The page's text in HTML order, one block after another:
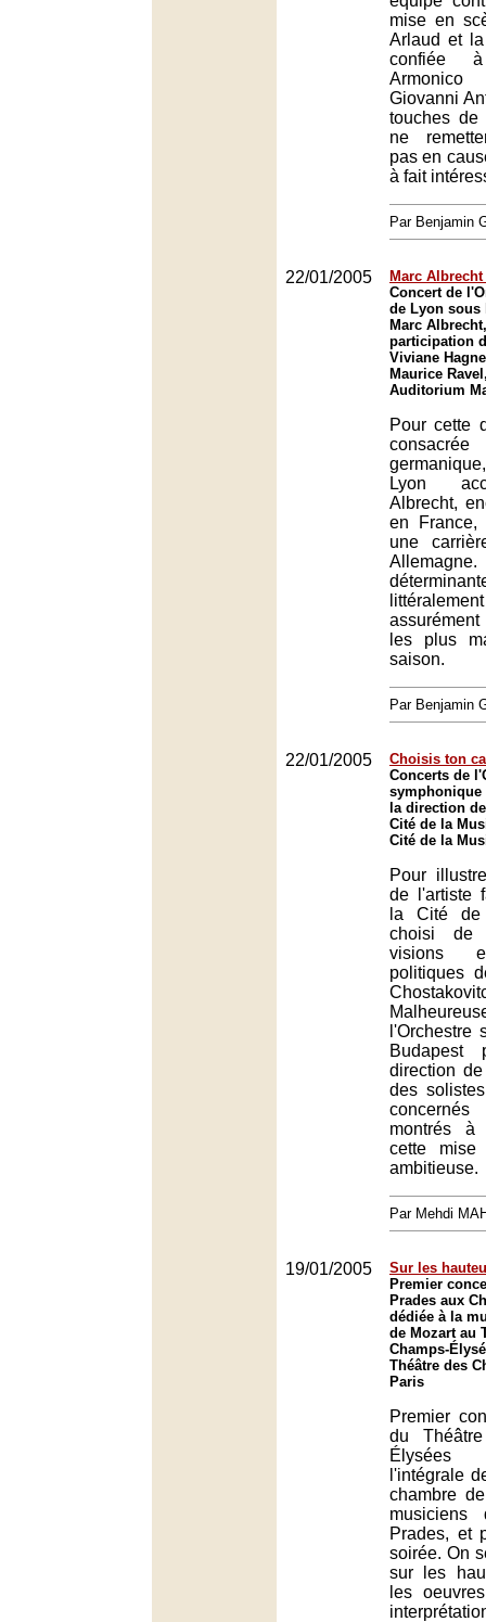
mise en
Arlaud et
confiée
Giovanni
touches de
ne
pas en
à fait
Par Benjamin
22/01/2005
Marc
Concert de
de Lyon sous
Marc
participation
Viviane
Maurice
Auditorium
Pour cette
Lyon
Albrecht,
en France,
une
les plus
saison.
Par Benjamin
22/01/2005
Choisis ton
Concerts de
symphonique
la direction
Cité de la
Cité de la
Pour
de l'artiste
la Cité
choisi de
visions
politiques
l'Orchestre
direction
des
montrés
cette mise
ambitieuse.
Par Mehdi
19/01/2005
Sur les
Premier
Prades aux
dédiée à la
de Mozart au
Champs-
Théâtre des
Paris
Premier
du
Élysées
l'intégrale
chambre
Prades, et
soirée. On
sur les
les